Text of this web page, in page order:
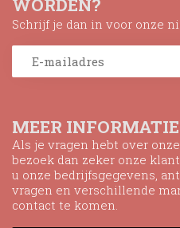
MEER
Als je vragen hebt over
bezoek dan zeker onze
u onze bedrijfsgegevens,
vragen en verschillende
contact te komen.
WORDEN?
Schrijf je dan in voor onze